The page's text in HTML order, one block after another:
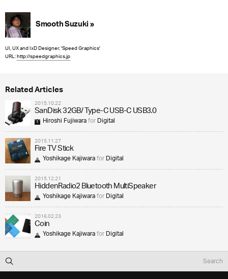
Smooth Suzuki »
UI, UX and IxD Designer, 'Speed Graphics'
URL:http://speedgraphics.jp
Related Articles
2015.10.22
SanDisk 32GB/ Type-C USB-C USB3.0
Hiroshi FujiwaraforDigital
2015.11.27
Fire TV Stick
Yoshikage KajiwaraforDigital
2015.12.21
HiddenRadio2 Bluetooth MultiSpeaker
Yoshikage KajiwaraforDigital
2016.02.23
Coin
Yoshikage KajiwaraforDigital